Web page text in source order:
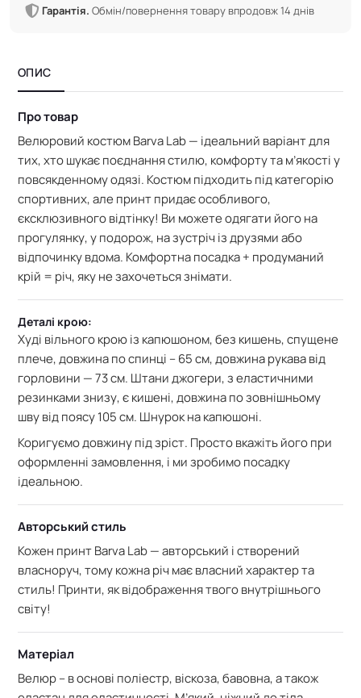
Гарантія. Обмін/повернення товару впродовж 14 днів
ОПИС
Про товар
Велюровий костюм Barva Lab — ідеальний варіант для
тих, хто шукає поєднання стилю, комфорту та м’якості у
повсякденному одязі. Костюм підходить під категорію
спортивних, але принт придає особливого,
єксклюзивного відтінку! Ви можете одягати його на
прогулянку, у подорож, на зустріч із друзями або
відпочинку вдома. Комфортна посадка + продуманий
крій = річ, яку не захочеться знімати.
Деталі крою:
Худі вільного крою із капюшоном,без кишень, спущене
плече, довжина по спинці – 65 см,довжина рукава від
горловини — 73 см. Штани джогери, з еластичними
резинками знизу, є кишені, довжина по зовнішньому
шву від поясу 105 см. Шнурок на капюшоні.
Коригуємо довжину під зріст. Просто вкажіть його при
оформленні замовлення, і ми зробимо посадку
ідеальною.
Авторський стиль
Кожен принт Barva Lab — авторський і створений
власноруч, тому кожна річ має власний характер та
стиль! Принти, як відображення твого внутрішнього
світу!
Матеріал
Велюр – в основі поліестр, віскоза, бавовна, а також